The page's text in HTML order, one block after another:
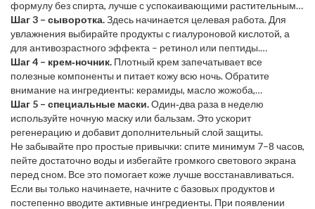
формулу без спирта, лучше с успокаивающими растительными
экстрактами.
Шаг 3 – сыворотка.Здесь начинается целевая работа. Для
увлажнения выбирайте продукты с гиалуроновой кислотой, а
для антивозрастного эффекта – ретинол или пептиды.
Наносите только 2–3 капли, легкими движениями вверх.
Шаг 4 – крем‑ночник. Плотный крем запечатывает все
полезные компоненты и питает кожу всю ночь. Обратите
внимание на ингредиенты: керамиды, масло жожоба,
ниацинамид. Если кожа очень сухая, можно добавить
небольшую порцию масла (аргановое или розовое).
Шаг 5 – специальные маски.Один‑два раза в неделю
используйте ночную маску или бальзам. Это ускорит
регенерацию и добавит дополнительный слой защиты.
Не забывайте про простые привычки: спите минимум 7–8 часов,
пейте достаточно воды и избегайте громкого светового экрана
перед сном. Все это помогает коже лучше восстанавливаться.
Если вы только начинаете, начните с базовых продуктов и
постепенно вводите активные ингредиенты. При появлении